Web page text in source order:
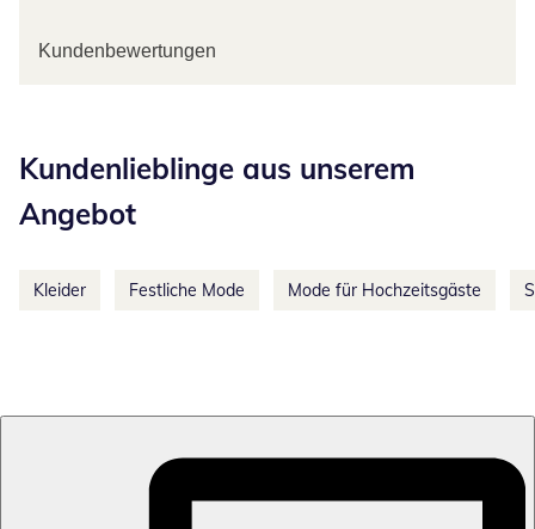
Kundenbewertungen
Kundenlieblinge aus unserem
Angebot
Kleider Festliche Mode Mode für Hochzeitsgäste